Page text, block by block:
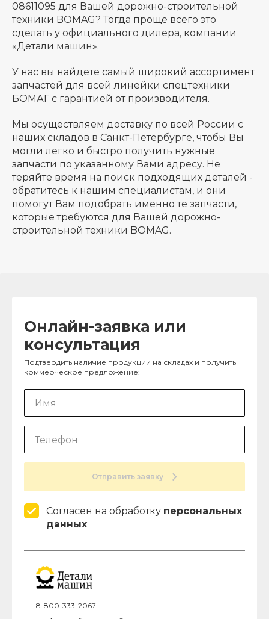
08611095 для Вашей дорожно-строительной
техники BOMAG? Тогда проще всего это
сделать у официального дилера, компании
«Детали машин».
У нас вы найдете самый широкий ассортимент
запчастей для всей линейки спецтехники
БОМАГ с гарантией от производителя.
Мы осуществляем доставку по всей России с
наших складов в Санкт-Петербурге, чтобы Вы
могли легко и быстро получить нужные
запчасти по указанному Вами адресу. Не
теряйте время на поиск подходящих деталей -
обратитесь к нашим специалистам, и они
помогут Вам подобрать именно те запчасти,
которые требуются для Вашей дорожно-
строительной техники BOMAG.
Онлайн-заявка или
консультация
Подтвердить наличие продукции на складах и получить
коммерческое предложение:
Отправить заявку
Согласен на обработку персональных
данных
8-800-333-2067